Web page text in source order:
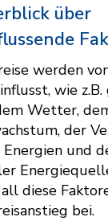
über
werden
wie
Wetter,
der
und
diese
bei.